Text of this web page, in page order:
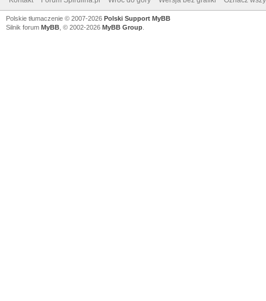
Polskie tłumaczenie © 2007-2026 Polski Support MyBB
Silnik forum MyBB , © 2002-2026 MyBB Group